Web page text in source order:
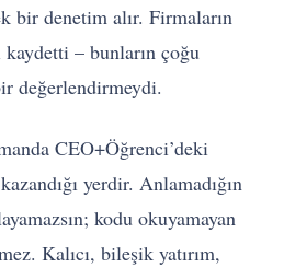
bir denetim alır. Firmaların
kaydetti – bunların çoğu
değerlendirmeydi.
CEO+Öğrenci’deki
yerdir. Anlamadığın
kodu okuyamayan
Kalıcı, bileşik yatırım,